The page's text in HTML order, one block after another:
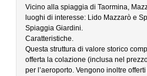
Vicino alla spiaggia di Taormina,
luoghi di interesse: Lido Mazzarò e
Spiaggia Giardini.
Caratteristiche.
Questa struttura di valore storico
offerta la colazione (inclusa nel
per l’aeroporto. Vengono inoltre